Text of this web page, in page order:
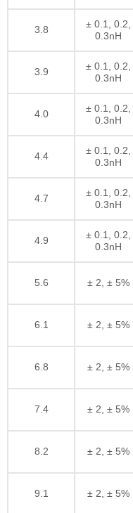
3.8
± 0.1, 0.2,
0.3nH
3.9
± 0.1, 0.2,
0.3nH
4.0
± 0.1, 0.2,
0.3nH
4.4
± 0.1, 0.2,
0.3nH
4.7
± 0.1, 0.2,
0.3nH
4.9
± 0.1, 0.2,
0.3nH
5.6 ± 2, ± 5%
6.1 ± 2, ± 5%
6.8 ± 2, ± 5%
7.4 ± 2, ± 5%
8.2 ± 2, ± 5%
9.1 ± 2, ± 5%